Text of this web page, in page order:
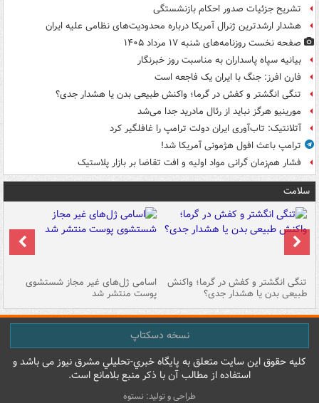
تشریح جزئیات صدور احکام بازنشستگی
هشدار ارشدترین ژنرال آمریکا درباره محدودیت‌های نظامی علیه ایران
صفحه نخست روزنامه‌های شنبه ۱۷ مرداد ۱۴۰۵
بیانیه سپاه پاسداران به مناسبت روز خبرنگار
فارن افرز: جنگ با ایران یک فاجعه است
تنگی انگشتر و کفش در گرما؛ واکنش طبیعی بدن یا هشدار جدی؟
مورینیو هرگز نباید از رئال مادرید جدا می‌شد
آتلانتیک: تاب‌آوری ایران دولت ترامپ را غافلگیر کرد
ترامپ باعث افول هژمونی آمریکا شد!
فشار هم‌زمان گرانی مواد اولیه و افت تقاضا بر بازار پلاستیک
سلامت
تنگی انگشتر و کفش در گرما؛ واکنش
طبیعی بدن یا هشدار جدی؟
اسامی ژل‌های غیر مجاز شستشوی
پوست منتشر شد
نسخه دسکتاپ
کليه حقوق اين سايت متعلق به پایگاه خبري-تحليلي مشرق نيوز می باشد و
استفاده از مطالب آن با ذکر منبع بلامانع است.
طراحی و تولید: نستوه